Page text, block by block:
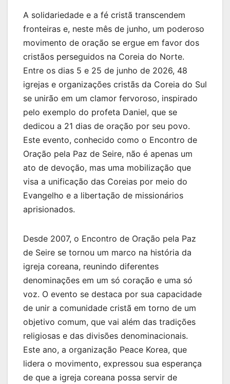
A solidariedade e a fé cristã transcendem
fronteiras e, neste mês de junho, um poderoso
movimento de oração se ergue em favor dos
cristãos perseguidos na Coreia do Norte.
Entre os dias 5 e 25 de junho de 2026, 48
igrejas e organizações cristãs da Coreia do Sul
se unirão em um clamor fervoroso, inspirado
pelo exemplo do profeta Daniel, que se
dedicou a 21 dias de oração por seu povo.
Este evento, conhecido como o Encontro de
Oração pela Paz de Seire, não é apenas um
ato de devoção, mas uma mobilização que
visa a unificação das Coreias por meio do
Evangelho e a libertação de missionários
aprisionados.
Desde 2007, o Encontro de Oração pela Paz
de Seire se tornou um marco na história da
igreja coreana, reunindo diferentes
denominações em um só coração e uma só
voz. O evento se destaca por sua capacidade
de unir a comunidade cristã em torno de um
objetivo comum, que vai além das tradições
religiosas e das divisões denominacionais.
Este ano, a organização Peace Korea, que
lidera o movimento, expressou sua esperança
de que a igreja coreana possa servir de